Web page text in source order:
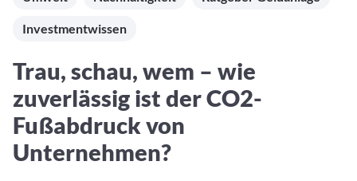
Fondswissen
investieren Sie richtig
Aktuelle Rankings und Beiträge zu den besten Fonds aus
Fondsvergleich
Übersichtlich bis zu 10 Fonds aus über 35.000
Produkten vergleichen
Watchlist
Finanzdienstleister
Informationen und Beiträge unserer Partner-
Community-Partner
Informationen und Beiträge unserer Community-
Partner
Webinar verpasst? Hier gibt es Aufnahmen unserer
Online-Veranstaltungen.
Investmentwissen
Trau, schau, wem – wie
zuverlässig ist der CO2-
Fußabdruck von
Unternehmen?